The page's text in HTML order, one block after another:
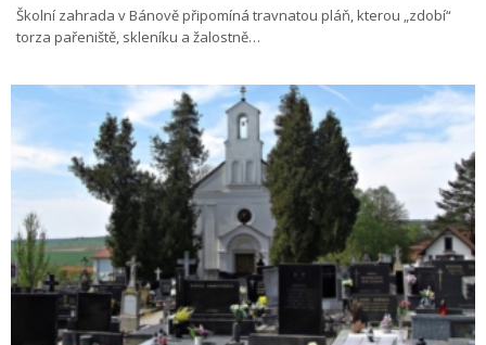
Školní zahrada v Bánově připomíná travnatou pláň, kterou „zdobí“
torza pařeniště, skleníku a žalostně…